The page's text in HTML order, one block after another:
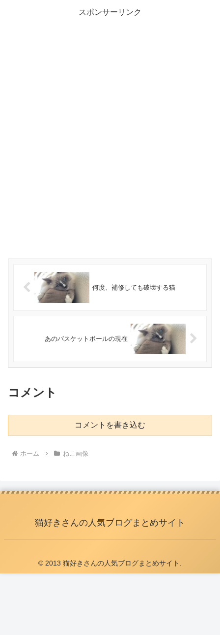
スポンサーリンク
何度、補修しても破壊する猫
あのバスケットボールの現在
コメント
コメントを書き込む
ホーム ねこ画像
猫好きさんの人気ブログまとめサイト
© 2013 猫好きさんの人気ブログまとめサイト.